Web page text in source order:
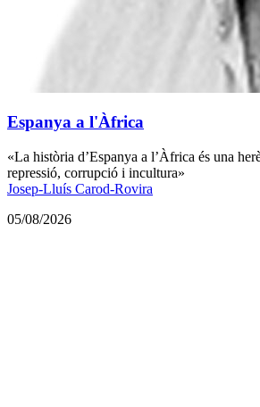
Espanya a l'Àfrica
«La història d’Espanya a l’Àfrica és una
repressió, corrupció i incultura»
Josep-Lluís Carod-Rovira
05/08/2026